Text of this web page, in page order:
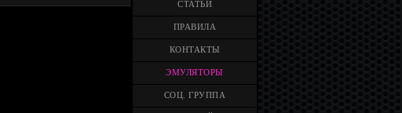
СТАТЬИ
ПРАВИЛА
КОНТАКТЫ
ЭМУЛЯТОРЫ
СОЦ. ГРУППА